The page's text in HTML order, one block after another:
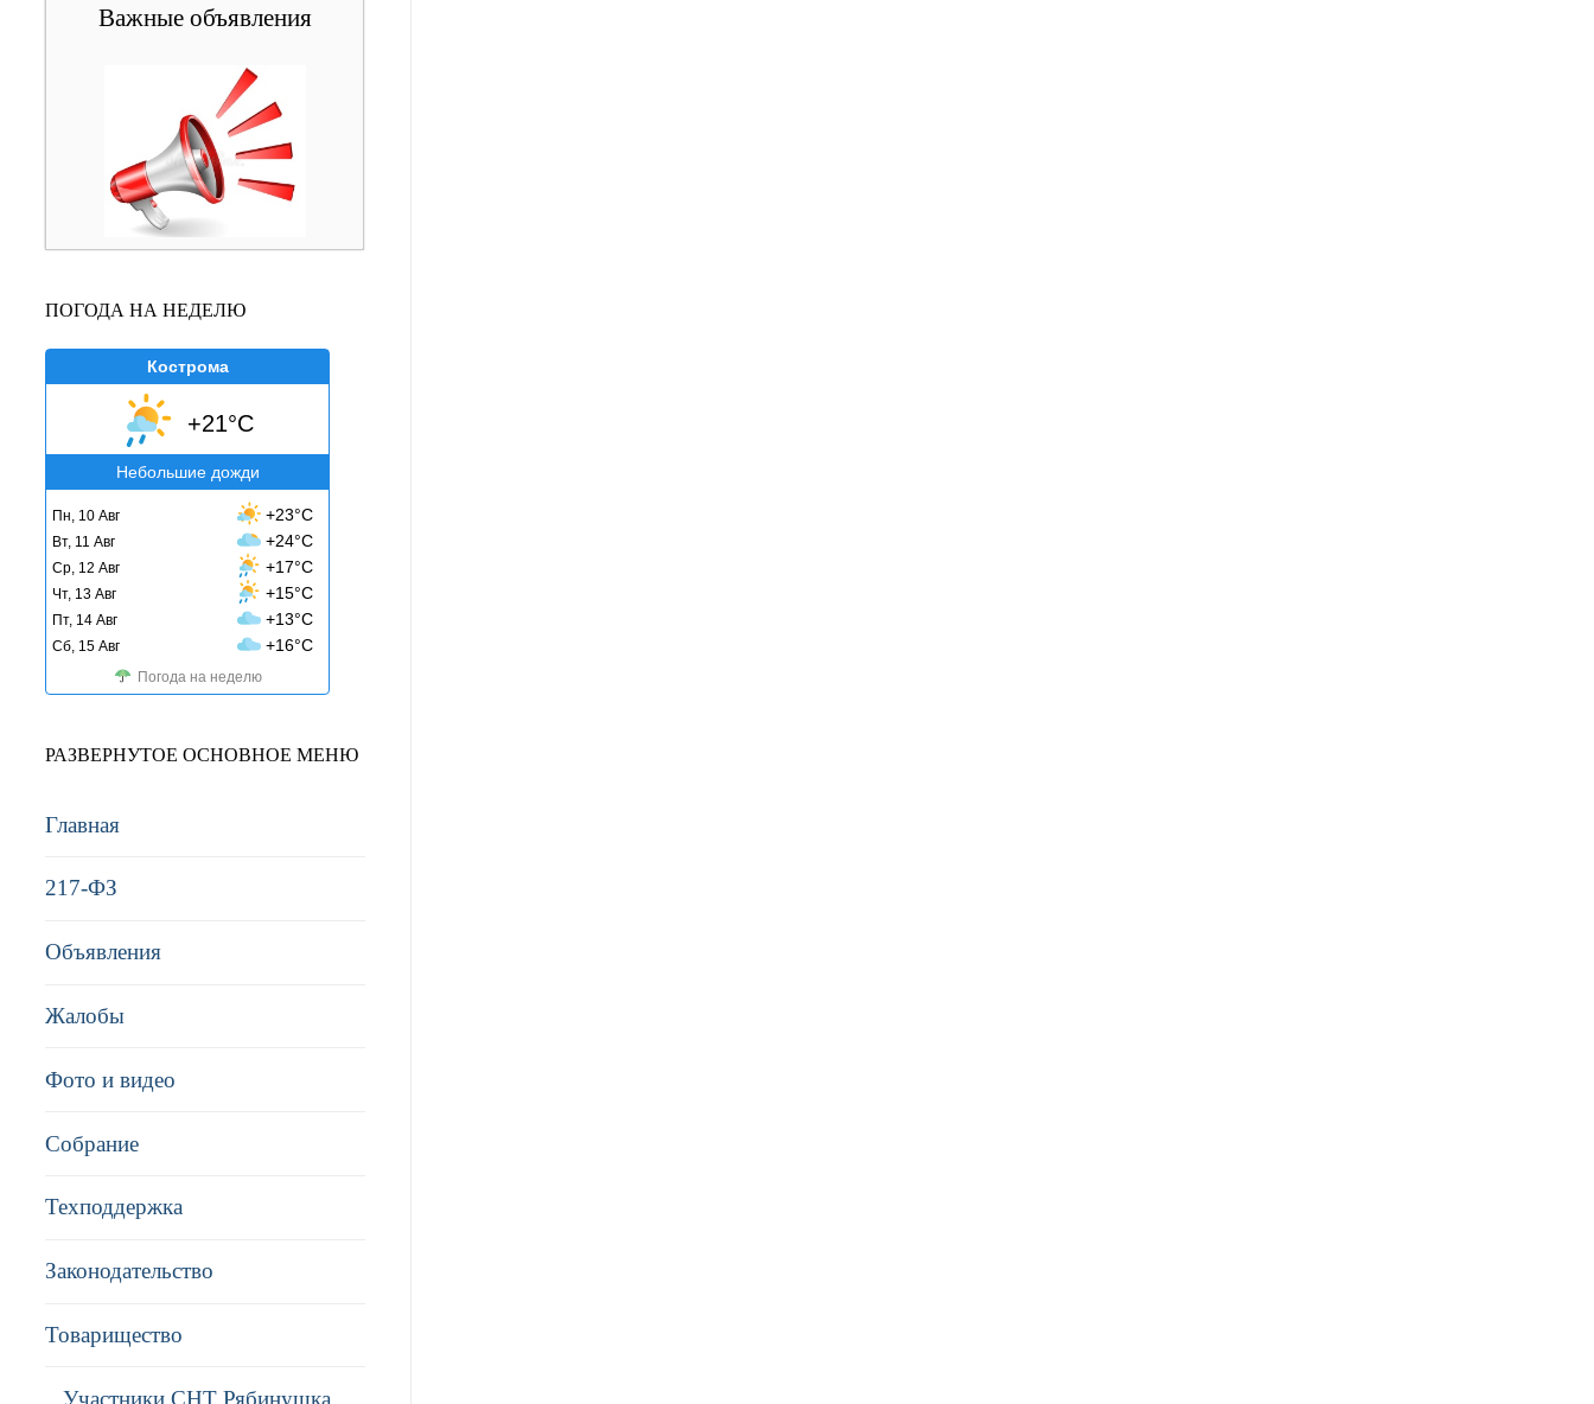
Важные объявления
ПОГОДА НА НЕДЕЛЮ
Кострома
+21°C
Небольшие дожди
Пн, 10 Авг +23°C
Вт, 11 Авг +24°C
Ср, 12 Авг +17°C
Чт, 13 Авг +15°C
Пт, 14 Авг +13°C
Сб, 15 Авг +16°C
Погода на неделю
РАЗВЕРНУТОЕ ОСНОВНОЕ МЕНЮ
Главная
217-ФЗ
Объявления
Жалобы
Фото и видео
Собрание
Техподдержка
Законодательство
Товарищество
Участники СНТ Рябинушка